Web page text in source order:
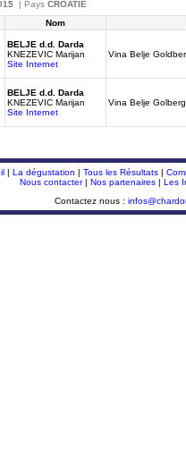
| Pays CROATIE
Nom
BELJE d.d. Darda
KNEZEVIC Marijan
Site Internet
Vina Belje
BELJE d.d. Darda
KNEZEVIC Marijan
Site Internet
Vina Belje
| La dégustation | Tous les Résultats|
Nous contacter| Nos partenaires| Les
Contactez nous :